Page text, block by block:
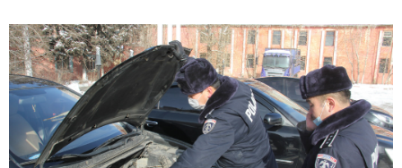
Үйл ажиллагааны ил тод байдал
Өргөдөл, гомдлын мэдээ
Иргэдийг хүлээн авах хуваарь